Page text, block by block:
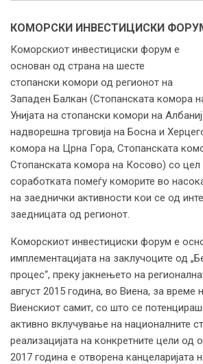
КОМОРСКИ ИНВЕСТИЦИСКИ
Коморскиот инвестициски форум е
основан од страна на шесте
стопански комори од регионот на
Западен Балкан (Стопанската комора
Унијата на стопански комори на
надворешна трговија на Босна и
комора на Црна Гора, Стопанската
Стопанската комора на Косово) со цел
соработката помеѓу коморите во
на заеднички активности кои се од
заедницата од регионот.
Коморскиот инвестициски форум е
имплементацијата на заклучоците од
процес“, преку јакнењето на
август 2015 година, во Виена, за
Виенскиот самит, со што се
активно вклучување на националните
реализацијата на конкретните цели од
2017 година е отворена канцеларијата